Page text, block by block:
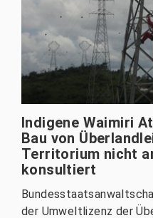
Indigene Waimiri
Bau von
Territorium nicht
konsultiert
der Umweltlizenz der